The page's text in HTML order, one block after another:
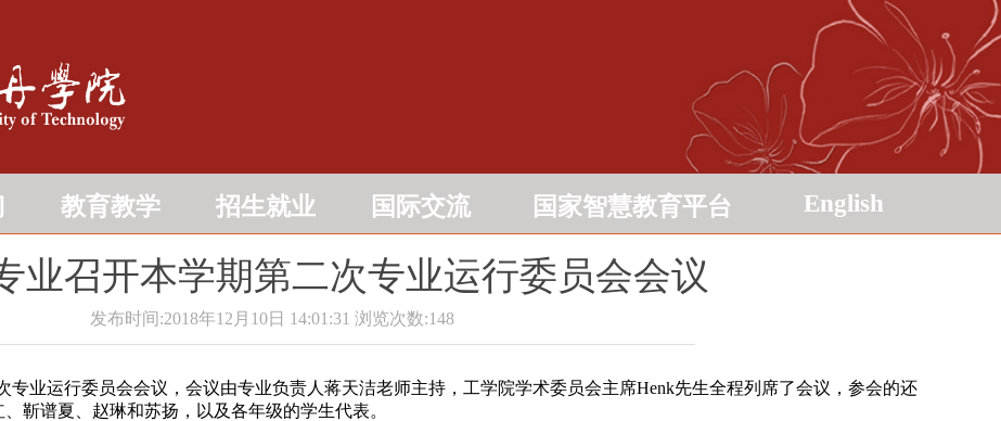
教育教学 招生就业 国际交流 国家智慧教育平台 English
业召开本学期第二次专业运行委员会会议
发布时间:2018年12月10日 14:01:31 浏览次数:148
业运行委员会会议，会议由专业负责人蒋天洁老师主持，工学院学术委员会主席Henk先生全程列席了会议，参会的还
靳谱夏、赵琳和苏扬，以及各年级的学生代表。